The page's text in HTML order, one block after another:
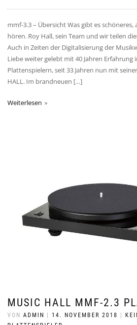
mmf-3.3 – Übersicht Was gibt es schöneres,
hören. Roy Hall, sein Team und wir teilen
Auch in Zeiten der Digitalisierung der
Liebe weiter gelebt mit 40 Jahren Erfahrung
Plattenspielern, seit 33 Jahren nun mit
HALL. Im brandneuen […]
Weiterlesen
MUSIC HALL MMF-2.3
VON ADMIN 14. NOVEMBER 2018